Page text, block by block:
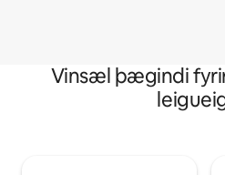
Vinsæl þægindi